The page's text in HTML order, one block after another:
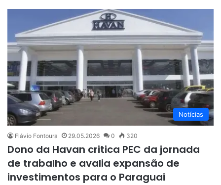
Notícias
Flávio Fontoura 29.05.2026 0 320
Dono da Havan critica PEC da jornada
de trabalho e avalia expansão de
investimentos para o Paraguai